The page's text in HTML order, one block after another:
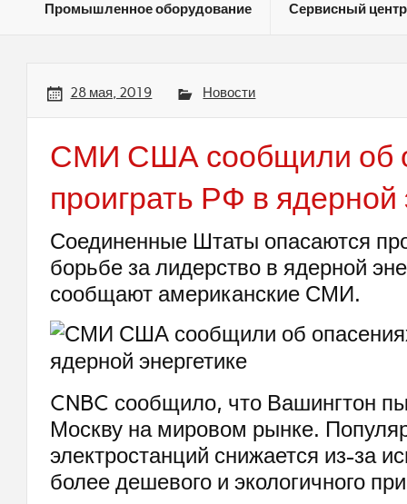
Промышленное оборудование Сервисный центр
28 мая, 2019 Новости
СМИ США сообщили об
проиграть РФ в ядерной
Соединенные Штаты опасаются
борьбе за лидерство в ядерной
сообщают американские СМИ.
CNBC сообщило, что Вашингтон
Москву на мировом рынке.
электростанций снижается из-за
более дешевого и экологичного